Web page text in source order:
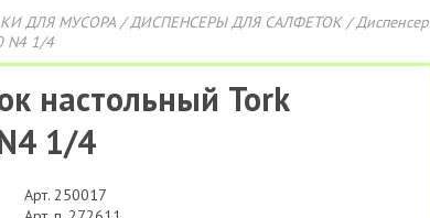
ДЛЯ МУСОРА/ДИСПЕНСЕРЫ ДЛЯ САЛФЕТОК/ Диспенсер
N4 1/4
настольный Tork
1/4
Арт. 250017